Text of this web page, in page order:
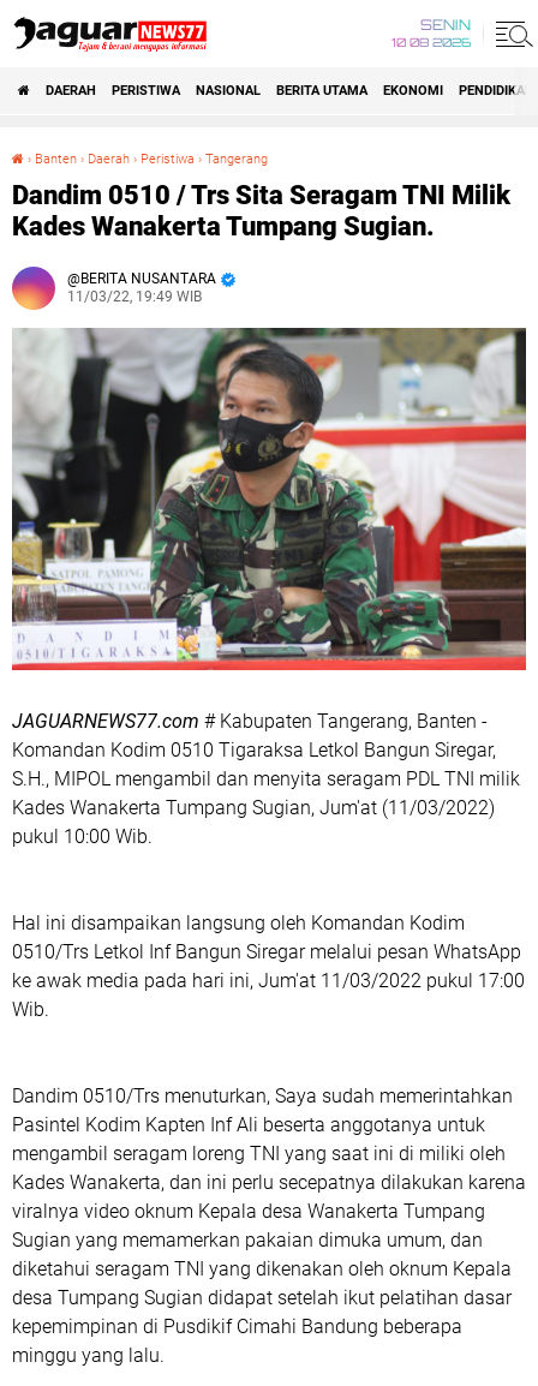
SENIN
10 08 2026
DAERAH PERISTIWA NASIONAL BERITA UTAMA EKONOMI PENDIDIKAN
› Banten › Daerah › Peristiwa › Tangerang
Dandim 0510 / Trs Sita Seragam TNI Milik
Kades Wanakerta Tumpang Sugian.
BERITA NUSANTARA
11/03/22, 19:49 WIB
JAGUARNEWS77.com # Kabupaten Tangerang, Banten -
Komandan Kodim 0510 Tigaraksa Letkol Bangun Siregar,
S.H., MIPOL mengambil dan menyita seragam PDL TNI milik
Kades Wanakerta Tumpang Sugian, Jum'at (11/03/2022)
pukul 10:00 Wib.
Hal ini disampaikan langsung oleh Komandan Kodim
0510/Trs Letkol Inf Bangun Siregar melalui pesan WhatsApp
ke awak media pada hari ini, Jum'at 11/03/2022 pukul 17:00
Wib.
Dandim 0510/Trs menuturkan, Saya sudah memerintahkan
Pasintel Kodim Kapten Inf Ali beserta anggotanya untuk
mengambil seragam loreng TNI yang saat ini di miliki oleh
Kades Wanakerta, dan ini perlu secepatnya dilakukan karena
viralnya video oknum Kepala desa Wanakerta Tumpang
Sugian yang memamerkan pakaian dimuka umum, dan
diketahui seragam TNI yang dikenakan oleh oknum Kepala
desa Tumpang Sugian didapat setelah ikut pelatihan dasar
kepemimpinan di Pusdikif Cimahi Bandung beberapa
minggu yang lalu.